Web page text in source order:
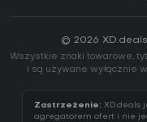
© 2026
Wszystkie znaki towarowe,
i są używane wyłącznie
Zastrzeżenie: XD.deals
agregatorem ofert i nie